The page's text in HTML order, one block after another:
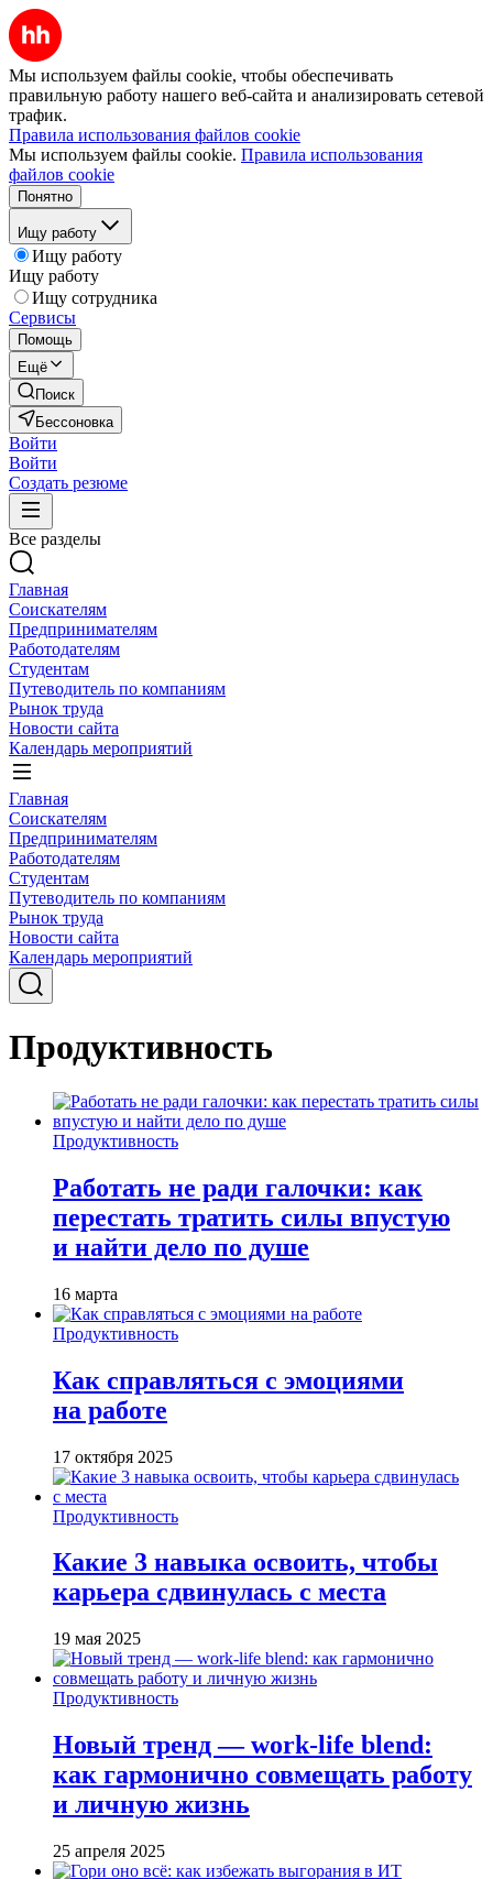
Мы используем файлы cookie, чтобы обеспечивать
правильную работу нашего веб-сайта и анализировать сетевой
трафик.
Правила использования файлов cookie
Мы используем файлы cookie. Правила использования
файлов cookie
Понятно
Ищу работу
Ищу работу
Ищу работу
Ищу сотрудника
Сервисы
Помощь
Ещё
Поиск
Бессоновка
Войти
Войти
Создать резюме
Все разделы
Главная
Соискателям
Предпринимателям
Работодателям
Студентам
Путеводитель по компаниям
Рынок труда
Новости сайта
Календарь мероприятий
Главная
Соискателям
Предпринимателям
Работодателям
Студентам
Путеводитель по компаниям
Рынок труда
Новости сайта
Календарь мероприятий
Продуктивность
Продуктивность
Работать не ради галочки: как
перестать тратить силы впустую
и найти дело по душе
16 марта
Продуктивность
Как справляться с эмоциями
на работе
17 октября 2025
Продуктивность
Какие 3 навыка освоить, чтобы
карьера сдвинулась с места
19 мая 2025
Продуктивность
Новый тренд — work-life blend:
как гармонично совмещать работу
и личную жизнь
25 апреля 2025